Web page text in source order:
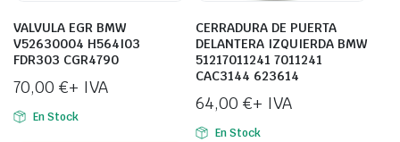
VALVULA EGR BMW
V52630004 H564I03
FDR303 CGR4790
70,00 €+ IVA
En Stock
CERRADURA DE PUERTA
DELANTERA IZQUIERDA BMW
51217011241 7011241
CAC3144 623614
64,00 €+ IVA
En Stock